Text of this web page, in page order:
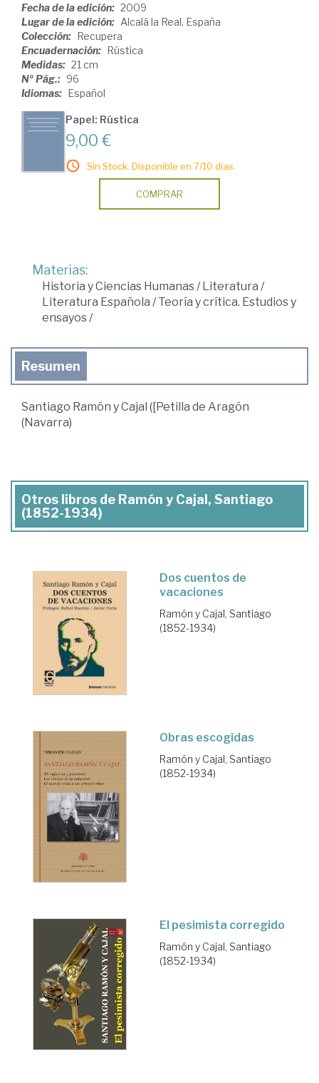
Fecha de la edición: 2009
Lugar de la edición: Alcalá la Real. España
Colección: Recupera
Encuadernación: Rústica
Medidas: 21 cm
Nº Pág.: 96
Idiomas: Español
Papel: Rústica
9,00 €
Sin Stock. Disponible en 7/10 días.
COMPRAR
Materias:
Historia y Ciencias Humanas/Literatura /
Literatura Española /Teoría y crítica. Estudios y
ensayos/
Resumen
Santiago Ramón y Cajal ([Petilla de Aragón
(Navarra)
Otros libros de Ramón y Cajal, Santiago
(1852-1934)
Dos cuentos de
vacaciones
Ramón y Cajal, Santiago
(1852-1934)
Obras escogidas
Ramón y Cajal, Santiago
(1852-1934)
El pesimista corregido
Ramón y Cajal, Santiago
(1852-1934)